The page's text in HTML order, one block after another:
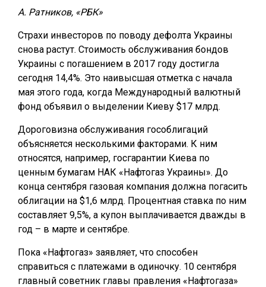
А. Ратников, «РБК»
Страхи инвесторов по поводу дефолта Украины
снова растут. Стоимость обслуживания бондов
Украины с погашением в 2017 году достигла
сегодня 14,4%. Это наивысшая отметка с начала
мая этого года, когда Международный валютный
фонд объявил о выделении Киеву $17 млрд.
Дороговизна обслуживания гособлигаций
объясняется несколькими факторами. К ним
относятся, например, госгарантии Киева по
ценным бумагам НАК «Нафтогаз Украины». До
конца сентября газовая компания должна погасить
облигации на $1,6 млрд. Процентная ставка по ним
составляет 9,5%, а купон выплачивается дважды в
год – в марте и сентябре.
Пока «Нафтогаз» заявляет, что способен
справиться с платежами в одиночку. 10 сентября
главный советник главы правления «Нафтогаза»